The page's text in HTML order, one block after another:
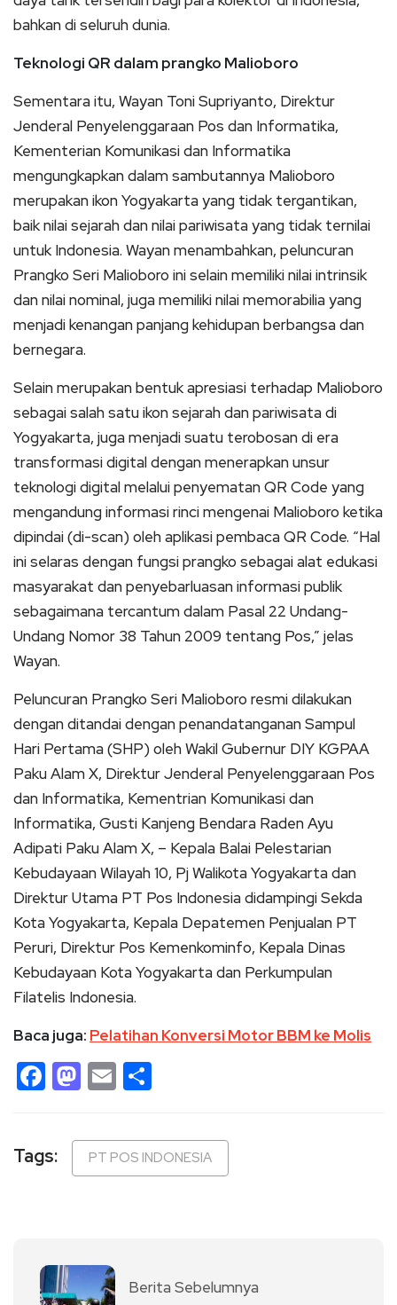
bahkan di seluruh dunia.
Teknologi QR dalam prangko Malioboro
Sementara itu, Wayan Toni Supriyanto, Direktur
Jenderal Penyelenggaraan Pos dan Informatika,
Kementerian Komunikasi dan Informatika
mengungkapkan dalam sambutannya Malioboro
merupakan ikon Yogyakarta yang tidak tergantikan,
baik nilai sejarah dan nilai pariwisata yang tidak ternilai
untuk Indonesia. Wayan menambahkan, peluncuran
Prangko Seri Malioboro ini selain memiliki nilai intrinsik
dan nilai nominal, juga memiliki nilai memorabilia yang
menjadi kenangan panjang kehidupan berbangsa dan
bernegara.
Selain merupakan bentuk apresiasi terhadap Malioboro
sebagai salah satu ikon sejarah dan pariwisata di
Yogyakarta, juga menjadi suatu terobosan di era
transformasi digital dengan menerapkan unsur
teknologi digital melalui penyematan QR Code yang
mengandung informasi rinci mengenai Malioboro ketika
dipindai (di-scan) oleh aplikasi pembaca QR Code. “Hal
ini selaras dengan fungsi prangko sebagai alat edukasi
masyarakat dan penyebarluasan informasi publik
sebagaimana tercantum dalam Pasal 22 Undang-
Undang Nomor 38 Tahun 2009 tentang Pos,” jelas
Wayan.
Peluncuran Prangko Seri Malioboro resmi dilakukan
dengan ditandai dengan penandatanganan Sampul
Hari Pertama (SHP) oleh Wakil Gubernur DIY KGPAA
Paku Alam X, Direktur Jenderal Penyelenggaraan Pos
dan Informatika, Kementrian Komunikasi dan
Informatika, Gusti Kanjeng Bendara Raden Ayu
Adipati Paku Alam X, – Kepala Balai Pelestarian
Kebudayaan Wilayah 10, Pj Walikota Yogyakarta dan
Direktur Utama PT Pos Indonesia didampingi Sekda
Kota Yogyakarta, Kepala Depatemen Penjualan PT
Peruri, Direktur Pos Kemenkominfo, Kepala Dinas
Kebudayaan Kota Yogyakarta dan Perkumpulan
Filatelis Indonesia.
Baca juga: Pelatihan Konversi Motor BBM ke Molis
Facebook
Mastodon
Email
Tags: PT POS INDONESIA
Berita Sebelumnya